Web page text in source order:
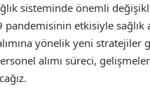
sisteminde önemli
etkisiyle sağlık
yönelik yeni
alımı süreci,